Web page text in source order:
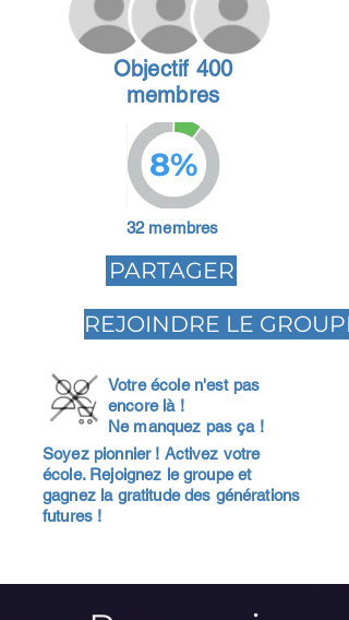
Objectif 400
membres
8%
32 membres
PARTAGER
REJOINDRE LE GROUPE
Votre école n'est pas
encore là !
Ne manquez pas ça !
Soyez pionnier ! Activez votre
école. Rejoignez le groupe et
gagnez la gratitude des générations
futures !